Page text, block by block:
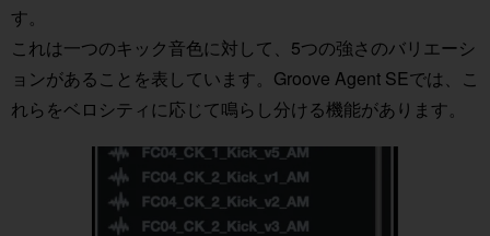
す。
これは一つのキック音色に対して、5つの強さのバリエーシ
ョンがあることを表しています。Groove Agent SEでは、こ
れらをベロシティに応じて鳴らし分ける機能があります。